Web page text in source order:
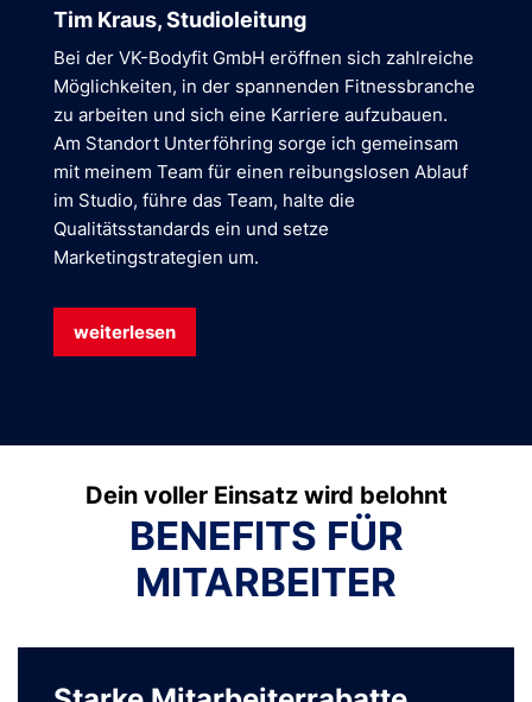
Tim Kraus, Studioleitung
Bei der VK-Bodyfit GmbH eröffnen sich zahlreiche
Möglichkeiten, in der spannenden Fitnessbranche
zu arbeiten und sich eine Karriere aufzubauen.
Am Standort Unterföhring sorge ich gemeinsam
mit meinem Team für einen reibungslosen Ablauf
im Studio, führe das Team, halte die
Qualitätsstandards ein und setze
Marketingstrategien um.
weiterlesen
BENEFITS FÜR
MITARBEITER
Dein voller Einsatz wird belohnt